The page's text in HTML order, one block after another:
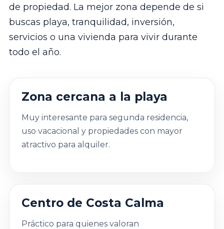
de propiedad. La mejor zona depende de si
buscas playa, tranquilidad, inversión,
servicios o una vivienda para vivir durante
todo el año.
Zona cercana a la playa
Muy interesante para segunda residencia,
uso vacacional y propiedades con mayor
atractivo para alquiler.
Centro de Costa Calma
Práctico para quienes valoran